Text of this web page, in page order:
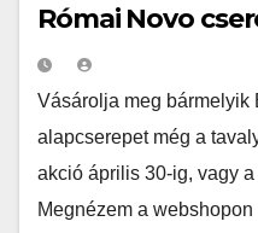
Római Novo
Vásárolja meg bármelyik
alapcserepet még a
akció április 30-ig, vagy
Megnézem a